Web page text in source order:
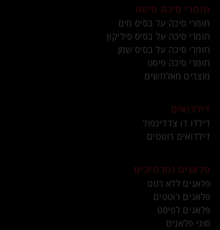
חומרי סיכה פיסט
חומרי סיכה על בסיס מים
חומרי סיכה על בסיס סיליקון
חומרי סיכה על בסיס שמן
חומרי סיכה פיסט
מוצרים מאלחשים
דילדואים
דילדו דו צדדיכפול
דילדואים רוטטים
פלאגים ומרחיבים
פלאגים ללא רטט
פלאגים רוטטים
פלאגים לפיסט
סוגי פלאגים